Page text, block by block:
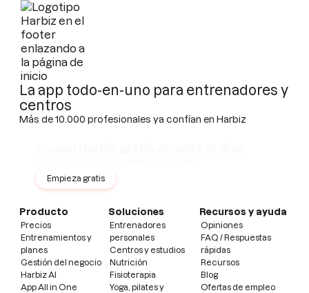
La app todo-en-uno para entrenadores y
centros
Más de 10.000 profesionales ya confían en Harbiz
Empieza gratis
Producto
Precios
Entrenamientos y
planes
Gestión del negocio
Harbiz AI
App All in One
Soluciones
Entrenadores
personales
Centros y estudios
Nutrición
Fisioterapia
Yoga, pilates y
Recursos y ayuda
Opiniones
FAQ / Respuestas
rápidas
Recursos
Blog
Ofertas de empleo